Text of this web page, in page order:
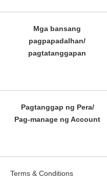
Mga bansang
pagpapadalhan/
pagtatanggapan
Pagtanggap ng Pera/
Pag-manage ng Account
Terms & Conditions